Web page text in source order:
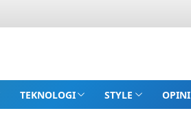
TEKNOLOGI STYLE OPINI